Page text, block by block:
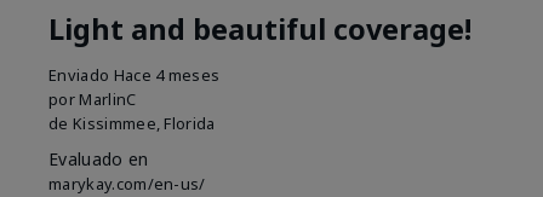
Light and beautiful coverage!
Enviado Hace 4 meses
por MarlinC
de Kissimmee, Florida
Evaluado en
marykay.com/en-us/